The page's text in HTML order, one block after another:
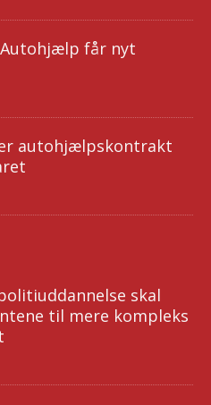
Autohjælp får nyt
autohjælpskontrakt
skal
til mere kompleks